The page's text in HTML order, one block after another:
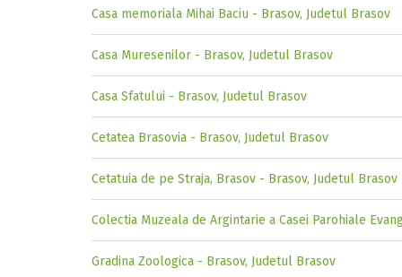
Casa memoriala Mihai Baciu - Brasov, Judetul Brasov
Casa Muresenilor - Brasov, Judetul Brasov
Casa Sfatului - Brasov, Judetul Brasov
Cetatea Brasovia - Brasov, Judetul Brasov
Cetatuia de pe Straja, Brasov - Brasov, Judetul Brasov
Colectia Muzeala de Argintarie a Casei Parohiale
Gradina Zoologica - Brasov, Judetul Brasov